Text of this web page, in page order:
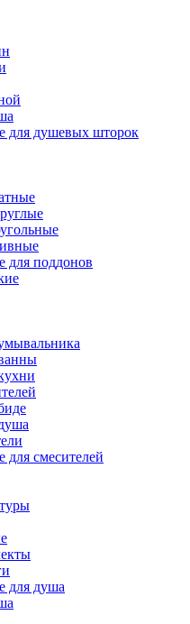
для душевых шторок
для поддонов
смесителей
для душа